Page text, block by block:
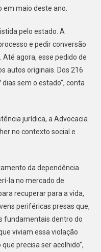
maio deste ano.
pelo estado. A
e pedir conversão
agora, esse pedido de
autos originais. Dos 216
sem o estado”, conta
jurídica, a Advocacia
no contexto social e
da dependência
la no mercado de
recuperar para a vida,
periféricas presas que,
fundamentais dentro do
viviam essa violação
precisa ser acolhido”,